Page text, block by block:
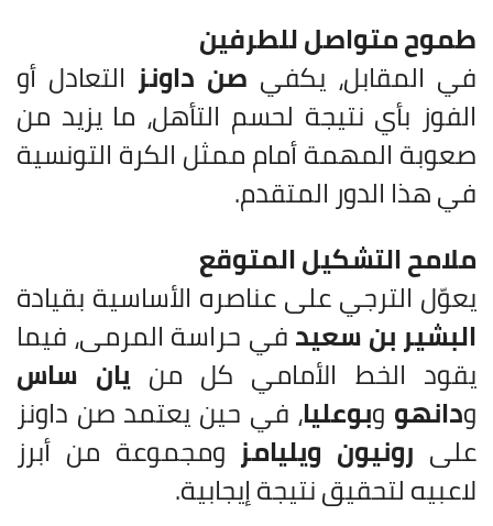
طموح متواصل للطرفين
في المقابل، يكفي صن داونز التعادل أو
الفوز بأي نتيجة لحسم التأهل، ما يزيد من
صعوبة المهمة أمام ممثل الكرة التونسية
في هذا الدور المتقدم.
ملامح التشكيل المتوقع
يعوّل الترجي على عناصره الأساسية بقيادة
البشير بن سعيدفي حراسة المرمى، فيما
يقود الخط الأمامي كل منيان ساس
ودانهو وبوعليا، في حين يعتمد صن داونز
على رونيون ويليامز ومجموعة من أبرز
لاعبيه لتحقيق نتيجة إيجابية.